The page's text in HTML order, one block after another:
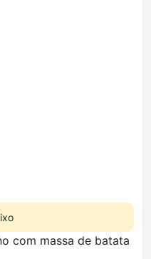
com massa de batata